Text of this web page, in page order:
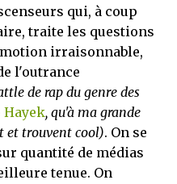
qui, à coup
traite les questions
irraisonnable,
l'outrance
de rap du genre des
Hayek, qu'à ma grande
et trouvent cool). On se
quantité de médias
tenue. On